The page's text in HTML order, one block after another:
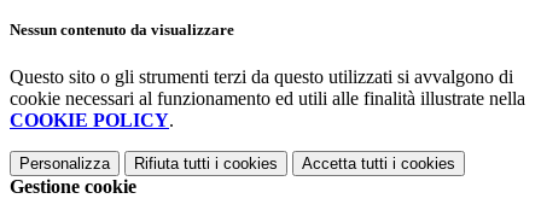
Nessun contenuto da visualizzare
Questo sito o gli strumenti terzi da questo utilizzati si avvalgono di
cookie necessari al funzionamento ed utili alle finalità illustrate nella
COOKIE POLICY.
Personalizza Rifiuta tutti i cookies Accetta tutti i cookies
Gestione cookie